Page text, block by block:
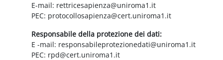
E-mail: rettricesapienza@uniroma1.it
PEC: protocollosapienza@cert.uniroma1.it
Responsabile della protezione dei dati:
E -mail: responsabileprotezionedati@uniroma1.it
PEC: rpd@cert.uniroma1.it